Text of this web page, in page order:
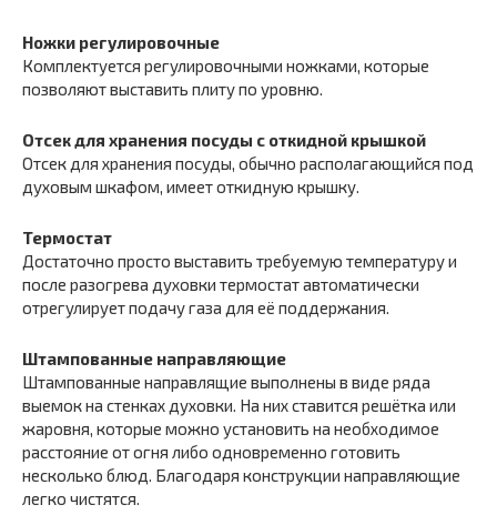
Ножки регулировочные
Комплектуется регулировочными ножками, которые
позволяют выставить плиту по уровню.
Отсек для хранения посуды с откидной крышкой
Отсек для хранения посуды, обычно располагающийся под
духовым шкафом, имеет откидную крышку.
Термостат
Достаточно просто выставить требуемую температуру и
после разогрева духовки термостат автоматически
отрегулирует подачу газа для её поддержания.
Штампованные направляющие
Штампованные направлящие выполнены в виде ряда
выемок на стенках духовки. На них ставится решётка или
жаровня, которые можно установить на необходимое
расстояние от огня либо одновременно готовить
несколько блюд. Благодаря конструкции направляющие
легко чистятся.